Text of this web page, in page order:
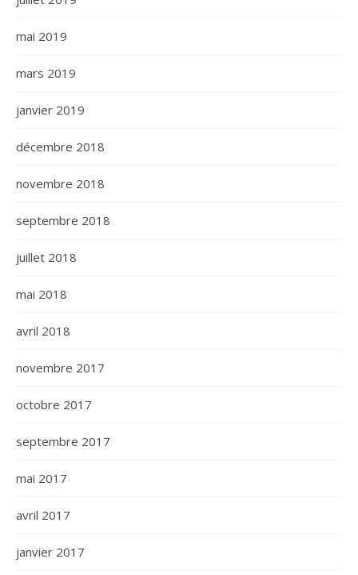
mai 2019
mars 2019
janvier 2019
décembre 2018
novembre 2018
septembre 2018
juillet 2018
mai 2018
avril 2018
novembre 2017
octobre 2017
septembre 2017
mai 2017
avril 2017
janvier 2017